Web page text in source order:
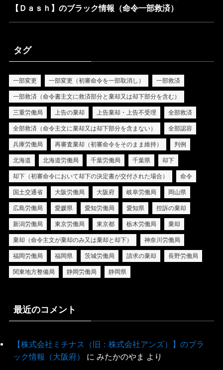
【Ｄａｓｈ】のブラック情報（命令一部救済）
タグ
一部変更 一部変更（初審命令を一部取消し） 一部救済
一部救済（命令書主文に救済部分と棄却又は却下部分を含む）
三重労働局 上告の棄却 上告棄却・上告不受理 全部救済
全部救済（命令主文に棄却又は却下部分を含まない） 全部認容
兵庫労働局 再審査棄却（初審命令をそのまま維持） 判例
北海道 北海道労働局 千葉労働局 千葉県 却下
却下（初審命令において却下の決定書が交付された場合） 命令
国土交通省 大阪労働局 大阪府 岐阜労働局 岡山県
広島労働局 愛媛県 愛知労働局 愛知県 控訴の棄却
新潟労働局 東京労働局 東京都 栃木労働局 棄却
棄却（命令主文が棄却のみ又は棄却と却下） 神奈川労働局
福岡労働局 福岡県 茨城労働局 請求の棄却 長野労働局
関東地方整備局 静岡労働局 静岡県
最近のコメント
【株式会社ミチナス（旧：株式会社アンズ）】のブラ
ック情報（大阪府）
に みたかのやま より